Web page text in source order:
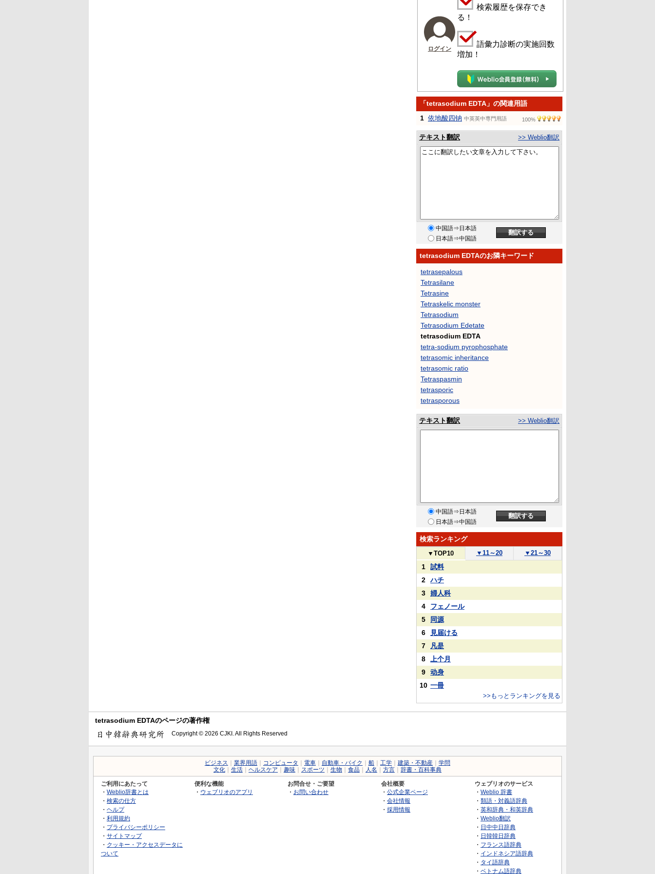
ログイン
検索履歴を保存でき
る！
語彙力診断の実施回数
増加！
「tetrasodium EDTA」の関連用語
1 依地酸四钠 中英英中専門用語 100%
テキスト翻訳 >> Weblio翻訳
中国語⇒日本語
日本語⇒中国語
tetrasodium EDTAのお隣キーワード
tetrasepalous
Tetrasilane
Tetrasine
Tetraskelic monster
Tetrasodium
Tetrasodium Edetate
tetrasodium EDTA
tetra-sodium pyrophosphate
tetrasomic inheritance
tetrasomic ratio
Tetraspasmin
tetrasporic
tetrasporous
テキスト翻訳 >> Weblio翻訳
中国語⇒日本語
日本語⇒中国語
検索ランキング
▼ TOP10 ▼ 11～20 ▼ 21～30
1
試料
2
ハチ
3
婦人科
4
フェノール
5
同源
6
見届ける
7
凡是
8
上个月
9
动身
10 一冊
>>もっとランキングを見る
tetrasodium EDTAのページの著作権
Copyright © 2026 CJKI. All Rights Reserved
ビジネス 業界用語 コンピュータ 電車 自動車・バイク 船 工学 建築・不動産
学問
文化
生活 ヘルスケア 趣味 スポーツ 生物 食品 人名 方言 辞書・百科事典
ご利用にあたって
・ Weblio辞書とは
・ 検索の仕方
・ ヘルプ
・ 利用規約
・ プライバシーポリシー
・ サイトマップ
・ クッキー・アクセスデータに
ついて
便利な機能
・ ウェブリオのアプリ
お問合せ・ご要望
・ お問い合わせ
会社概要
・ 公式企業ページ
・ 会社情報
・ 採用情報
ウェブリオのサービス
・ Weblio 辞書
・ 類語・対義語辞典
・ 英和辞典・和英辞典
・ Weblio翻訳
・ 日中中日辞典
・ 日韓韓日辞典
・ フランス語辞典
・ インドネシア語辞典
・ タイ語辞典
・ ベトナム語辞典